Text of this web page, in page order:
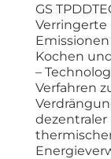
GS
Verringerte
Kochen
–
Verfahren
dezentraler